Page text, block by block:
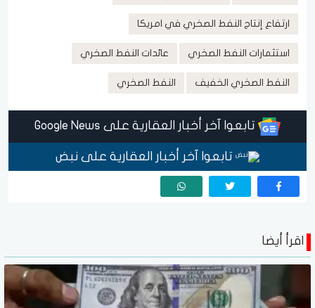
ارتفاع إنتاج النفط الصخري في امريكا
استثمارات النفط الصخري عائدات النفط الصخري
النفط الصخري الخفيف النفط الصخري
تابعوا آخر أخبار العقارية على Google News
تابعوا آخر أخبار العقارية على نبض
اقرأ أيضا